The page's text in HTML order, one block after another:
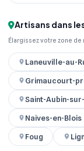
Artisans dans
Élargissez votre zone
Laneuville-au-
Grimaucourt-
Saint-Aubin-
Naives-en-Blois
Foug